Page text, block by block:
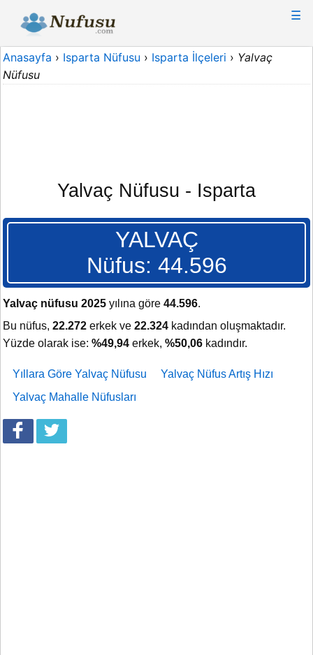
☰
Anasayfa › Isparta Nüfusu › Isparta İlçeleri › Yalvaç
Nüfusu
Yalvaç Nüfusu - Isparta
YALVAÇ
Nüfus: 44.596
Yalvaç nüfusu 2025 yılına göre 44.596.
Bu nüfus, 22.272 erkek ve 22.324 kadından oluşmaktadır.
Yüzde olarak ise: %49,94 erkek, %50,06 kadındır.
Yıllara Göre Yalvaç Nüfusu
Yalvaç Nüfus Artış Hızı
Yalvaç Mahalle Nüfusları